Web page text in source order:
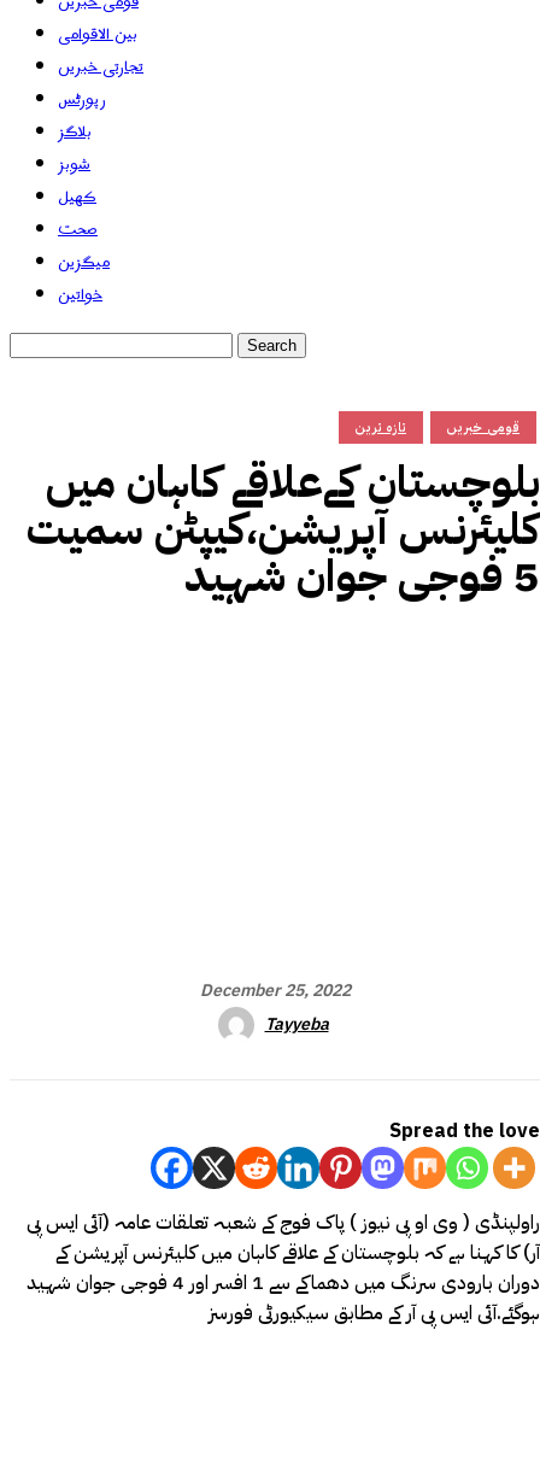
بین الاقوامی
تجارتی خبریں
رپورٹس
بلاگز
شوبز
کھیل
صحت
میگزین
خواتین
تازہ ترین قومی خبریں
بلوچستان کےعلاقے کاہان میں
کلیئرنس آپریشن،کیپٹن سمیت
5 فوجی جوان شہید
December 25, 2022
Tayyeba
Spread the love
راولپنڈی ( وی او پی نیوز ) پاک فوج کے شعبہ تعلقات عامہ (آئی ایس پی
آر) کا کہنا ہے کہ بلوچستان کے علاقے کاہان میں کلیئرنس آپریشن کے
دوران بارودی سرنگ میں دھماکے سے 1 افسر اور 4 فوجی جوان شہید
ہوگئے.آئی ایس پی آر کے مطابق سیکیورٹی فورسز